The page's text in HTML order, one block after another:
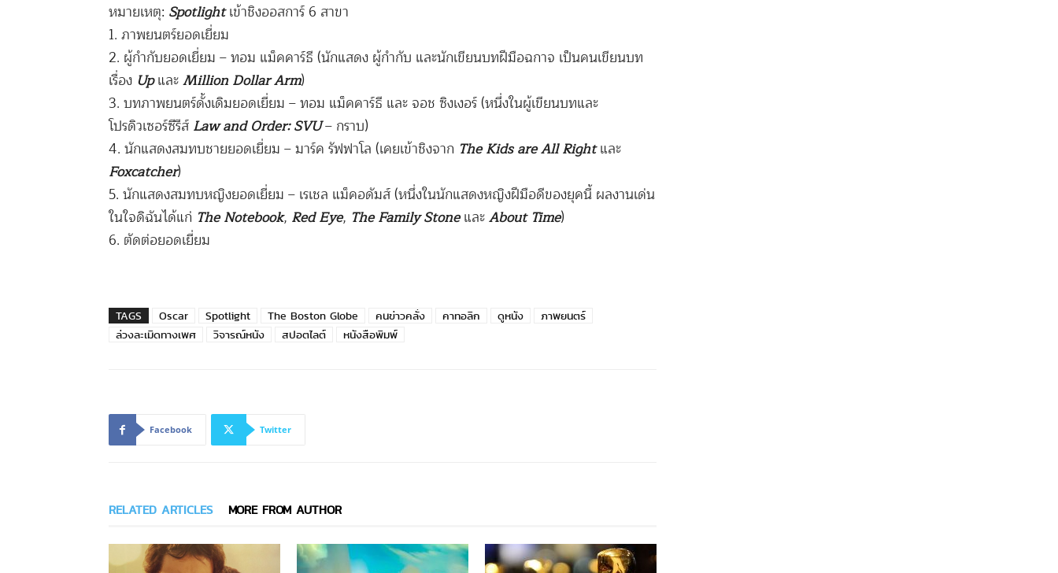
หมายเหตุ: Spotlightเข้าชิงออสการ์ 6 สาขา
1. ภาพยนตร์ยอดเยี่ยม
2. ผู้กำกับยอดเยี่ยม – ทอม แม็คคาร์ธี (นักแสดง ผู้กำกับ และนักเขียนบทฝีมือฉกาจ เป็นคนเขียนบท
เรื่อง UpและMillion Dollar Arm)
3. บทภาพยนตร์ดั้งเดิมยอดเยี่ยม – ทอม แม็คคาร์ธี และ จอช ซิงเงอร์ (หนึ่งในผู้เขียนบทและ
โปรดิวเซอร์ซีรีส์ Law and Order: SVU– กราบ)
4. นักแสดงสมทบชายยอดเยี่ยม – มาร์ค รัฟฟาโล (เคยเข้าชิงจาก The Kids are All Rightและ
Foxcatcher)
5. นักแสดงสมทบหญิงยอดเยี่ยม – เรเชล แม็คอดัมส์ (หนึ่งในนักแสดงหญิงฝีมือดีของยุคนี้ ผลงานเด่น
ในใจดิฉันได้แก่ The Notebook, Red Eye, The Family StoneและAbout Time)
6. ตัดต่อยอดเยี่ยม
TAGS Oscar Spotlight The Boston Globe คนข่าวคลั่ง คาทอลิก ดูหนัง
ภาพยนตร์
ล่วงละเมิดทางเพศ
วิจารณ์หนัง สปอตไลต์ หนังสือพิมพ์
Facebook Twitter
RELATED ARTICLES MORE FROM AUTHOR